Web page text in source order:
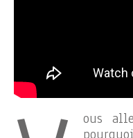
ous